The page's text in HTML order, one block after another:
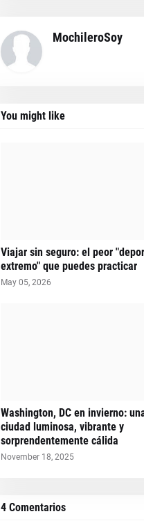
MochileroSoy
You might like
Viajar sin seguro: el peor
extremo" que puedes practicar
May 05, 2026
Washington, DC en invierno:
ciudad luminosa, vibrante y
sorprendentemente cálida
November 18, 2025
4 Comentarios